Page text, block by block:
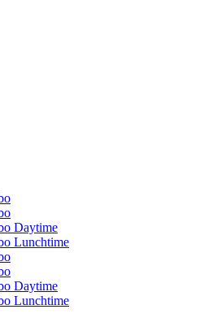
Daytime
Lunchtime
Daytime
Lunchtime